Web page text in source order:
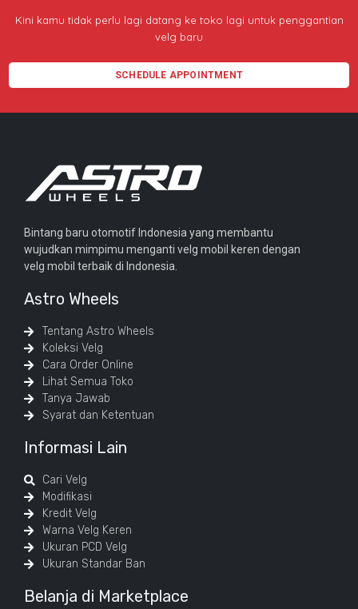
Kini kamu tidak perlu lagi datang ke toko lagi untuk penggantian
velg baru
SCHEDULE APPOINTMENT
Bintang baru otomotif Indonesia yang membantu
wujudkan mimpimu menganti velg mobil keren dengan
velg mobil terbaik di Indonesia.
Astro Wheels
Tentang Astro Wheels
Koleksi Velg
Cara Order Online
Lihat Semua Toko
Tanya Jawab
Syarat dan Ketentuan
Informasi Lain
Cari Velg
Modifikasi
Kredit Velg
Warna Velg Keren
Ukuran PCD Velg
Ukuran Standar Ban
Belanja di Marketplace